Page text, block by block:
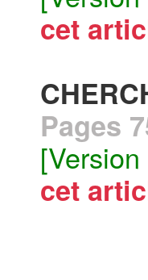
cet
Pages
cet